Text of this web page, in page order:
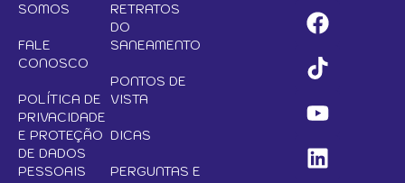
SOMOS
FALE
CONOSCO
POLÍTICA DE
PRIVACIDADE
E PROTEÇÃO
DE DADOS
PESSOAIS
RETRATOS
DO
SANEAMENTO
PONTOS DE
VISTA
DICAS
PERGUNTAS E